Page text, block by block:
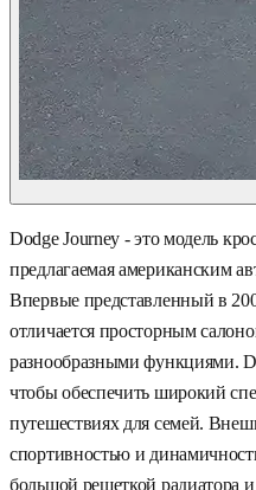
Dodge Journey - это модель
предлагаемая американским
Впервые представленный в
отличается просторным
разнообразными функциями.
чтобы обеспечить широкий
путешествиях для семей.
спортивностью и
большой решеткой радиатора